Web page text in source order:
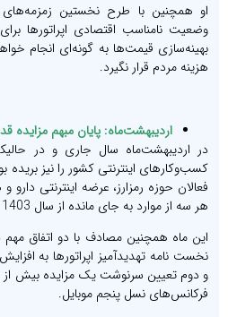
او همچنین با طرح نخستین زمزمه‌های
وضعیت نامناسب اقتصادی اپراتورها
بهینه‌سازی قیمت‌ها به گونه‌ای انجام
هزینه مردم قرار نگیرد.
اردیبهشت‌ماه: پایان مبهم مزایده
در اردیبهشت‌ماه سال جاری و در
کسب‌وکارهای اینترنتی کشور را نیز
فعالان حوزه رمزارز، عرضه اینترنتی
هر سه از موارد به جای مانده از سال 1403 بودند بار دیگر خبرساز شدند.
این ماه همچنین مصادف با دو اتفاق مهم
و دوم تعیین سرنوشت یک مزایده بیش از
فرکانس‌های نسل پنجم موبایل.